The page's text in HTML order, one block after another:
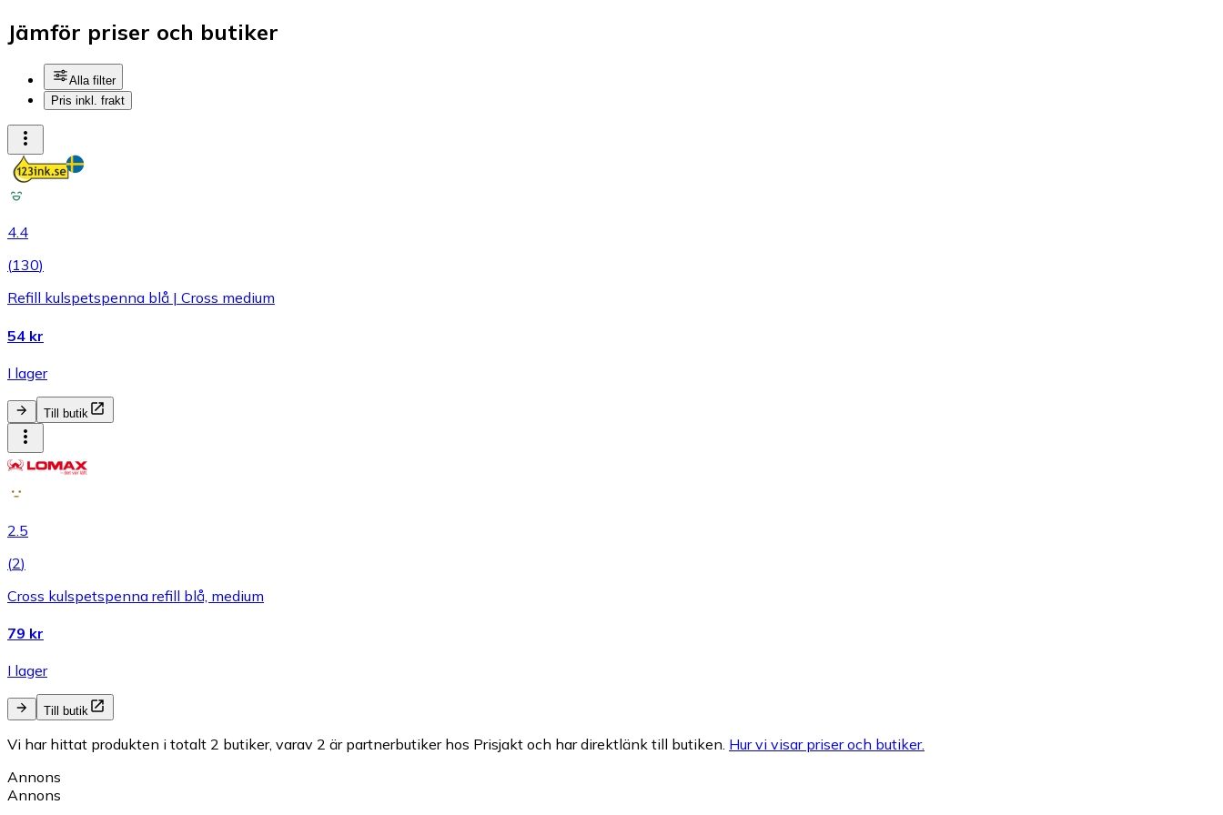
Jämför priser och butiker
Alla filter
Pris inkl. frakt
4.4
(130)
Refill kulspetspenna blå | Cross medium
54 kr
I lager
Till butik
2.5
(2)
Cross kulspetspenna refill blå, medium
79 kr
I lager
Till butik
Vi har hittat produkten i totalt 2 butiker, varav 2 är partnerbutiker hos Prisjakt och har direktlänk till butiken. Hur vi visar priser och butiker.
Annons
Annons